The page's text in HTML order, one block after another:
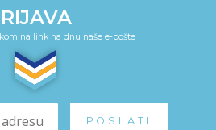
na link na dnu naše e-pošte